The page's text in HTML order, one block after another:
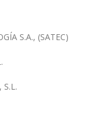
S.A., (SATEC)
S.L.